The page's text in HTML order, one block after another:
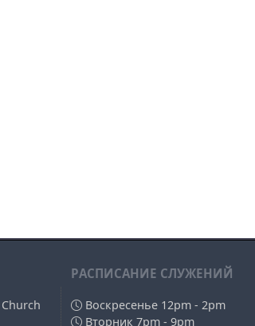
РAСПИСАНИЕ СЛУЖЕНИЙ
Воскресенье 12pm - 2pm
Вторник 7pm - 9pm